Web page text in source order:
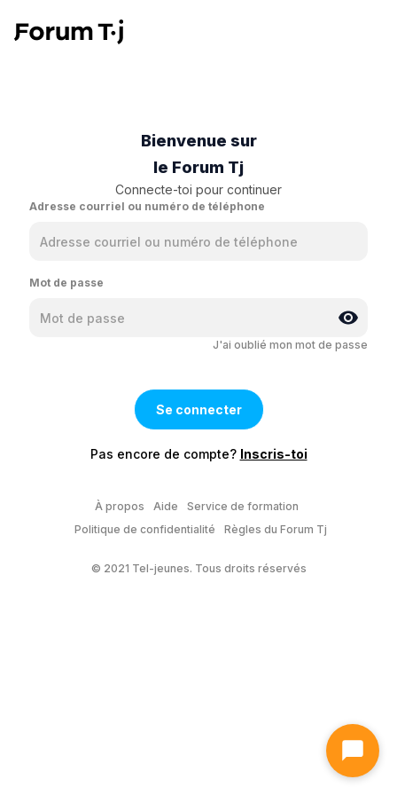
Bienvenue sur
le Forum Tj
Connecte-toi pour continuer
Adresse courriel ou numéro de téléphone
Mot de passe
J'ai oublié mon mot de passe
Pas encore de compte? Inscris-toi
À propos Aide
Service de formation
Politique de confidentialité
Règles du Forum Tj
© 2021 Tel-jeunes. Tous droits réservés